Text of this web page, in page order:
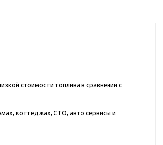
стоимости топлива в сравнении с
коттеджах, СТО, авто сервисы и